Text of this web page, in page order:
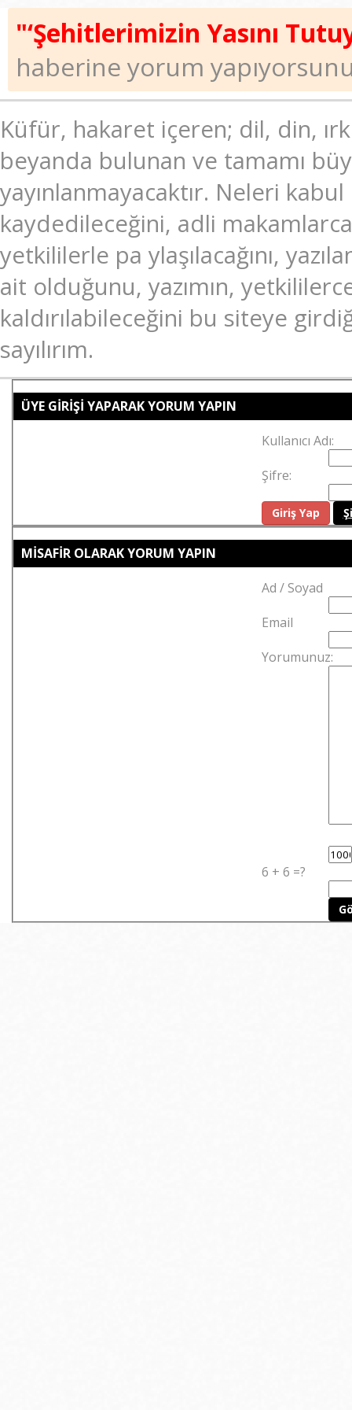
"‘Şehitlerimizin Yasını
haberine yorum
Küfür, hakaret içeren; dil, din, ırk
beyanda bulunan ve tamamı
yayınlanmayacaktır. Neleri
kaydedileceğini, adli
yetkililerle pa ylaşılacağını,
ait olduğunu, yazımın,
kaldırılabileceğini bu siteye
sayılırım.
ÜYE GİRİŞİ YAPARAK YORUM YAPIN
Kullanıcı Adı:
Şifre:
MİSAFİR OLARAK YORUM YAPIN
Ad / Soyad
Email
Yorumunuz:
6 + 6 =?